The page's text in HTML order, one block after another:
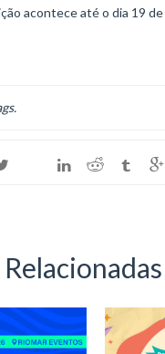
acontece até o dia 19